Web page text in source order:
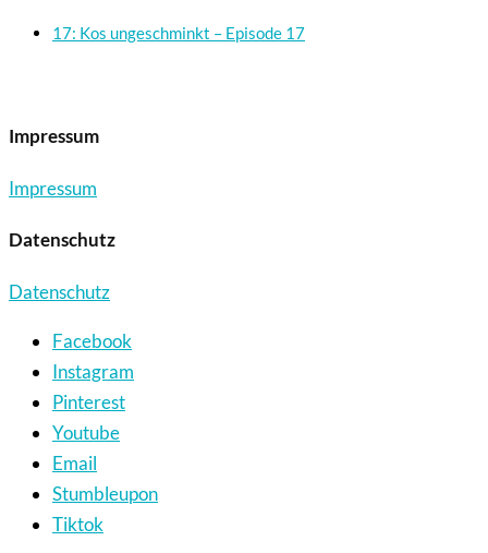
17: Kos ungeschminkt – Episode 17
Impressum
Impressum
Datenschutz
Datenschutz
Facebook
Instagram
Pinterest
Youtube
Email
Stumbleupon
Tiktok